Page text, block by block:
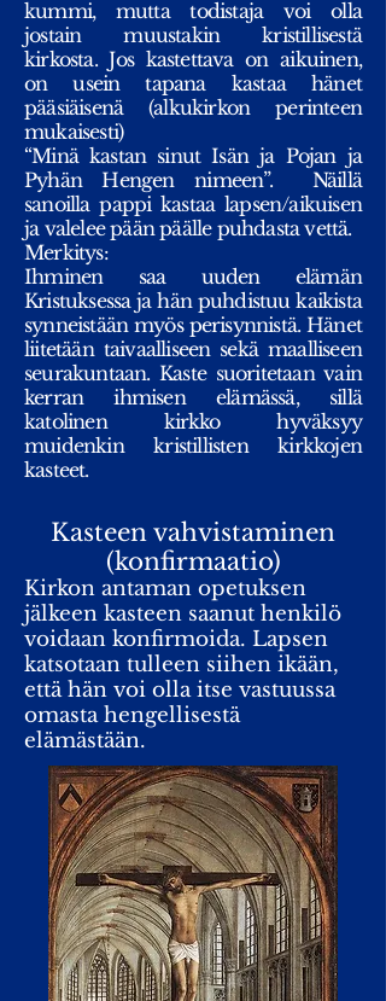
kummi, mutta todistaja voi olla
jostain muustakin kristillisestä
kirkosta. Jos kastettava on aikuinen,
on usein tapana kastaa hänet
pääsiäisenä (alkukirkon perinteen
mukaisesti)
“Minä kastan sinut Isän ja Pojan ja
Pyhän Hengen nimeen”. Näillä
sanoilla pappi kastaa lapsen/aikuisen
ja valelee pään päälle puhdasta vettä.
Merkitys:
Ihminen saa uuden elämän
Kristuksessa ja hän puhdistuu kaikista
synneistään myös perisynnistä. Hänet
liitetään taivaalliseen sekä maalliseen
seurakuntaan. Kaste suoritetaan vain
kerran ihmisen elämässä, sillä
katolinen kirkko hyväksyy
muidenkin kristillisten kirkkojen
kasteet.
Kasteen vahvistaminen
(konfirmaatio)
Kirkon antaman opetuksen
jälkeen kasteen saanut henkilö
voidaan konfirmoida. Lapsen
katsotaan tulleen siihen ikään,
että hän voi olla itse vastuussa
omasta hengellisestä
elämästään.